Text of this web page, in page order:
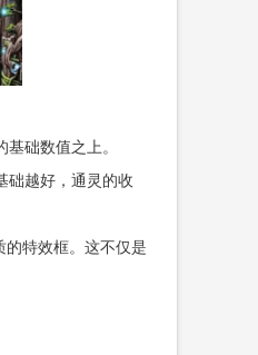
础数值之上。
础越好，通灵的收
特效框。这不仅是